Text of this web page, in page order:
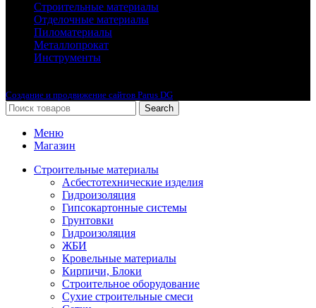
Строительные материалы
Отделочные материалы
Пиломатериалы
Металлопрокат
Инструменты
Создание и продвижение сайтов Parus DG
Search
Меню
Магазин
Строительные материалы
Асбестотехнические изделия
Гидроизоляция
Гипсокартонные системы
Грунтовки
Гидроизоляция
ЖБИ
Кровельные материалы
Кирпичи, Блоки
Строительное оборудование
Сухие строительные смеси